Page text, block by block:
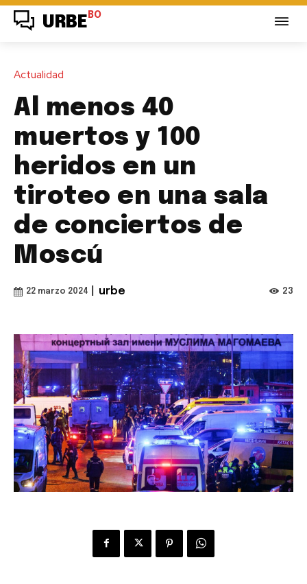
URBE BO
Actualidad
Al menos 40
muertos y 100
heridos en un
tiroteo en una sala
de conciertos de
Moscú
22 marzo 2024 urbe 23